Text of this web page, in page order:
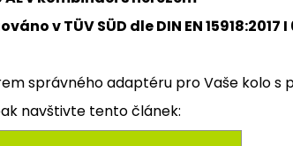
v TÜV SÜD dleDIN EN 15918:2017 I
správného adaptéru pro Vaše kolo s
navštivte tento článek: